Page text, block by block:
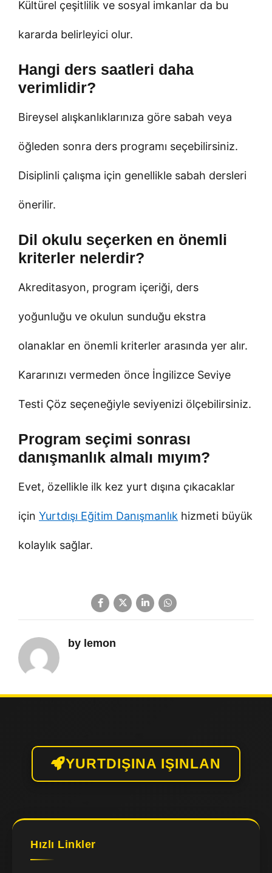
Kültürel çeşitlilik ve sosyal imkanlar da bu
kararda belirleyici olur.
Hangi ders saatleri daha
verimlidir?
Bireysel alışkanlıklarınıza göre sabah veya
öğleden sonra ders programı seçebilirsiniz.
Disiplinli çalışma için genellikle sabah dersleri
önerilir.
Dil okulu seçerken en önemli
kriterler nelerdir?
Akreditasyon, program içeriği, ders
yoğunluğu ve okulun sunduğu ekstra
olanaklar en önemli kriterler arasında yer alır.
Kararınızı vermeden önce İngilizce Seviye
Testi Çöz seçeneğiyle seviyenizi ölçebilirsiniz.
Program seçimi sonrası
danışmanlık almalı mıyım?
Evet, özellikle ilk kez yurt dışına çıkacaklar
için Yurtdışı Eğitim Danışmanlık hizmeti büyük
kolaylık sağlar.
by lemon
YURTDIŞINA IŞINLAN
Hızlı Linkler